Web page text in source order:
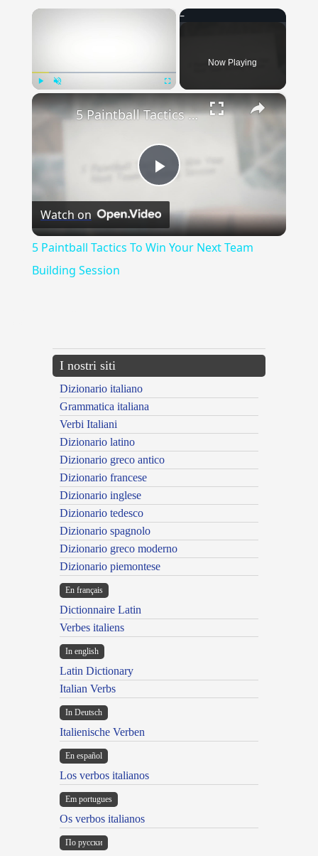
×
Now Playing
×
Play
Video
5 Paintball Tactics To Win Your Next Team Building Session
Watch on
5 Paintball Tactics To Win Your Next Team
Building Session
I nostri siti
Dizionario italiano
Grammatica italiana
Verbi Italiani
Dizionario latino
Dizionario greco antico
Dizionario francese
Dizionario inglese
Dizionario tedesco
Dizionario spagnolo
Dizionario greco moderno
Dizionario piemontese
En français
Dictionnaire Latin
Verbes italiens
In english
Latin Dictionary
Italian Verbs
In Deutsch
Italienische Verben
En español
Los verbos italianos
Em portugues
Os verbos italianos
По русски